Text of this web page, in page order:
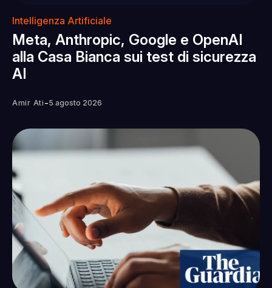
Intelligenza Artificiale
Meta, Anthropic, Google e OpenAI
alla Casa Bianca sui test di sicurezza
AI
Amir Ati -5 agosto 2026